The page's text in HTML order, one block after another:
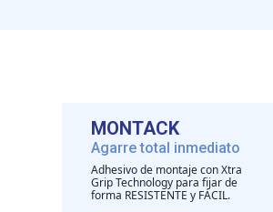
MONTACK
Agarre total inmediato
Adhesivo de montaje con Xtra
Grip Technology para fijar de
forma RESISTENTE y FÁCIL.